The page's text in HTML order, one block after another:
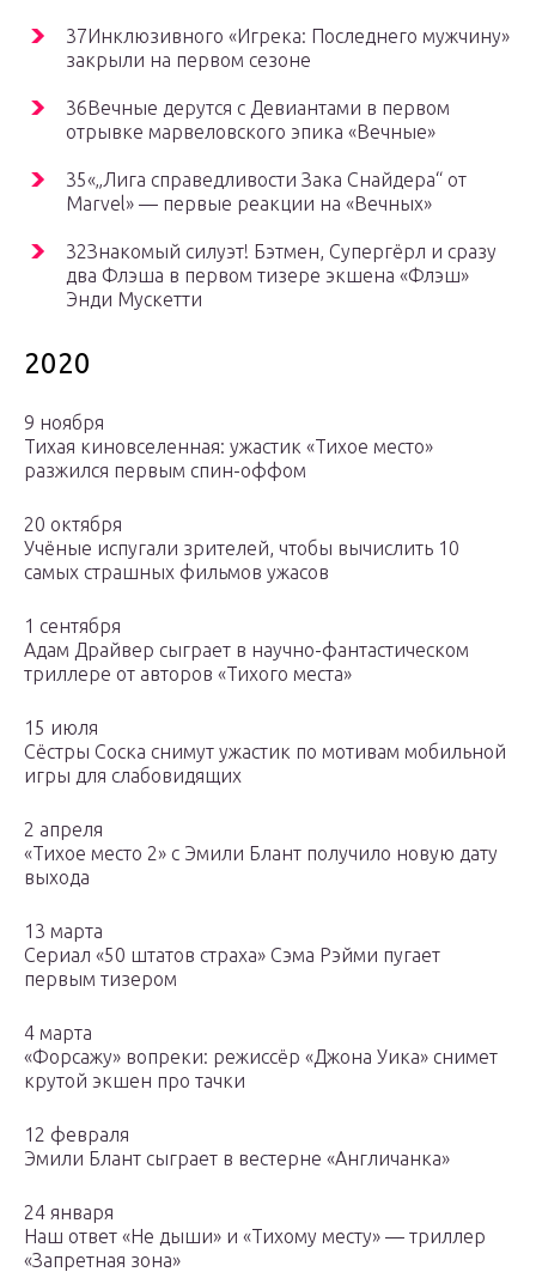
37Инклюзивного «Игрека: Последнего мужчину»
закрыли на первом сезоне
36Вечные дерутся с Девиантами в первом
отрывке марвеловского эпика «Вечные»
35«„Лига справедливости Зака Снайдера“ от
Marvel» — первые реакции на «Вечных»
32Знакомый силуэт! Бэтмен, Супергёрл и сразу
два Флэша в первом тизере экшена «Флэш»
Энди Мускетти
2020
9 ноября
Тихая киновселенная: ужастик «Тихое место»
разжился первым спин-оффом
20 октября
Учёные испугали зрителей, чтобы вычислить 10
самых страшных фильмов ужасов
1 сентября
Адам Драйвер сыграет в научно-фантастическом
триллере от авторов «Тихого места»
15 июля
Сёстры Соска снимут ужастик по мотивам мобильной
игры для слабовидящих
2 апреля
«Тихое место 2» с Эмили Блант получило новую дату
выхода
13 марта
Сериал «50 штатов страха» Сэма Рэйми пугает
первым тизером
4 марта
«Форсажу» вопреки: режиссёр «Джона Уика» снимет
крутой экшен про тачки
12 февраля
Эмили Блант сыграет в вестерне «Англичанка»
24 января
Наш ответ «Не дыши» и «Тихому месту» — триллер
«Запретная зона»